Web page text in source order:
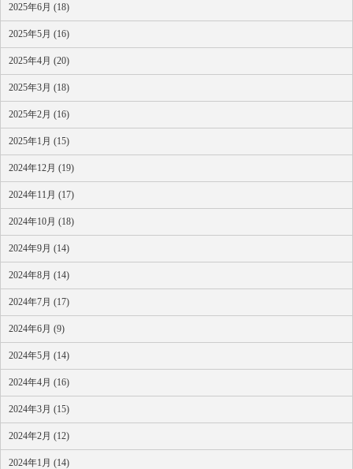
2025年6月 (18)
2025年5月 (16)
2025年4月 (20)
2025年3月 (18)
2025年2月 (16)
2025年1月 (15)
2024年12月 (19)
2024年11月 (17)
2024年10月 (18)
2024年9月 (14)
2024年8月 (14)
2024年7月 (17)
2024年6月 (9)
2024年5月 (14)
2024年4月 (16)
2024年3月 (15)
2024年2月 (12)
2024年1月 (14)